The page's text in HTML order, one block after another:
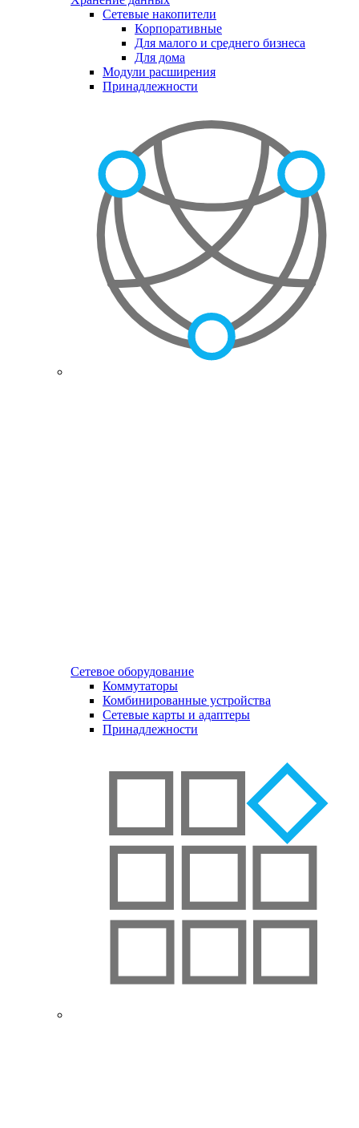
Сетевые накопители
Корпоративные
Для малого и среднего бизнеса
Для дома
Модули расширения
Принадлежности
Сетевое оборудование
Коммутаторы
Комбинированные устройства
Сетевые карты и адаптеры
Принадлежности